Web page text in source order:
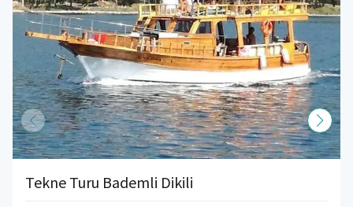
Tekne Turu Bademli Dikili